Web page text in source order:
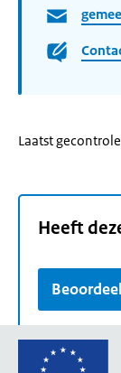
Laatst
Heeft